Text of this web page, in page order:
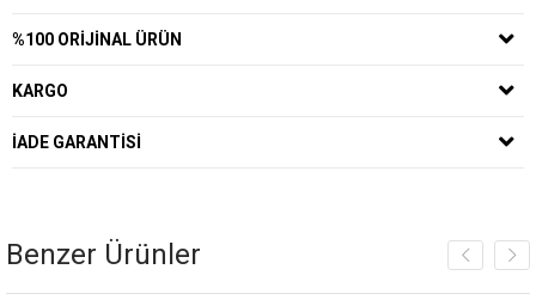
%100 ORIJINAL ÜRÜN
KARGO
İADE GARANTISI
Benzer Ürünler